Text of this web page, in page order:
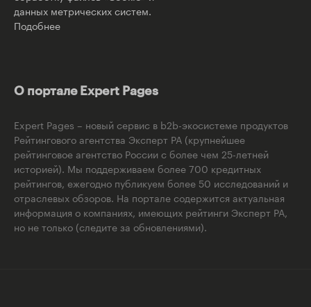
данных метрических систем.
Подобнее
О портале Expert Pages
Expert Pages – новый сервис в b2b-экосистеме продуктов
Рейтингового агентства Эксперт РА (крупнейшее
рейтинговое агентство России с более чем 25-летней
историей). Мы поддерживаем более 700 кредитных
рейтингов, ежегодно публикуем более 50 исследований и
отраслевых обзоров. На портале содержится актуальная
информация о компаниях, имеющих рейтинги Эксперт РА,
но не только (следите за обновлениями).